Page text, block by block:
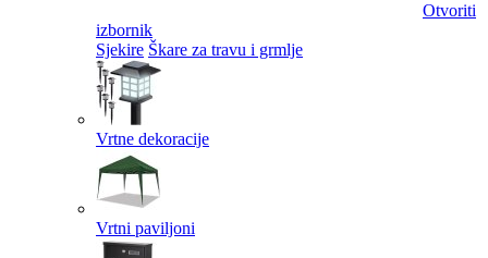
Otvoriti
izbornik
Sjekire Škare za travu i grmlje
Vrtne dekoracije
Vrtni paviljoni